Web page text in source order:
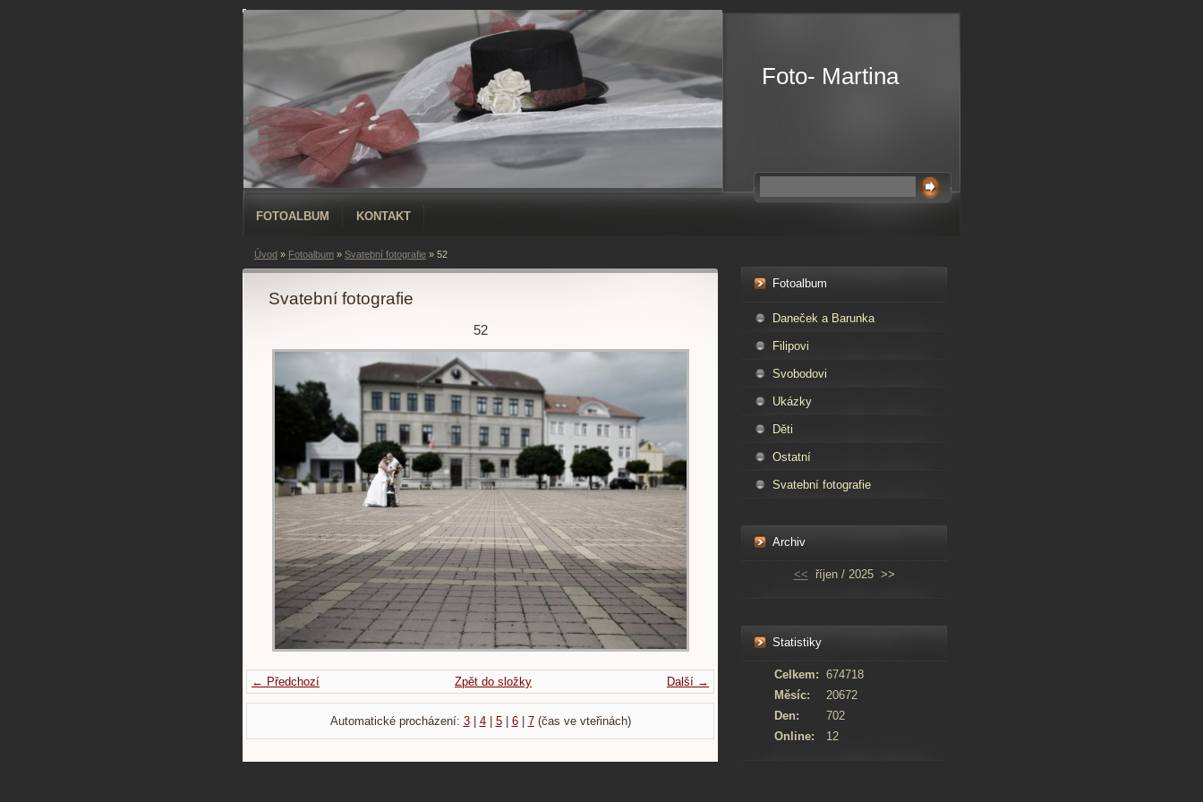
Foto- Martina
FOTOALBUM KONTAKT
Úvod » Fotoalbum » Svatební fotografie » 52
Svatební fotografie
52
← Předchozí Další →
Zpět do složky
Automatické procházení: 3| 4| 5| 6| 7(čas ve vteřinách)
Fotoalbum
Daneček a Barunka
Filipovi
Svobodovi
Ukázky
Děti
Ostatní
Svatební fotografie
Archiv
<< říjen / 2025 >>
Statistiky
Online: 12
Celkem: 674718
Měsíc:
20672
Den:
702